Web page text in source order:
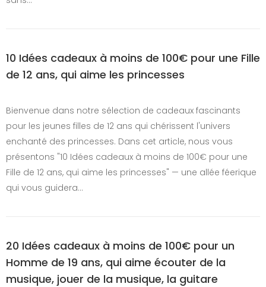
10 Idées cadeaux à moins de 100€ pour une Fille
de 12 ans, qui aime les princesses
Bienvenue dans notre sélection de cadeaux fascinants
pour les jeunes filles de 12 ans qui chérissent l'univers
enchanté des princesses. Dans cet article, nous vous
présentons "10 Idées cadeaux à moins de 100€ pour une
Fille de 12 ans, qui aime les princesses" — une allée féerique
qui vous guidera…
20 Idées cadeaux à moins de 100€ pour un
Homme de 19 ans, qui aime écouter de la
musique, jouer de la musique, la guitare